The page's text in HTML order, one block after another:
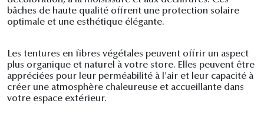
bâches de haute qualité offrent une protection solaire
optimale et une esthétique élégante.
Les tentures en fibres végétales peuvent offrir un aspect
plus organique et naturel à votre store. Elles peuvent être
appréciées pour leur perméabilité à l'air et leur capacité à
créer une atmosphère chaleureuse et accueillante dans
votre espace extérieur.